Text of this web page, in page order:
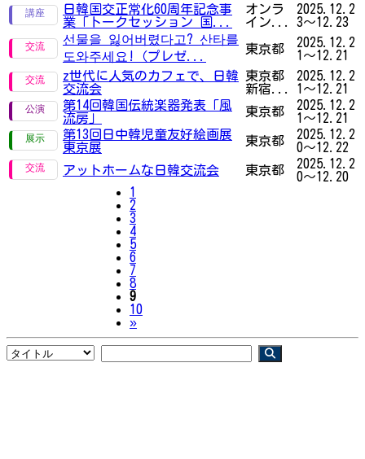
日韓国交正常化60周年記念事
業「トークセッション 国...
オンラ
イン...
2025.12.2
3～12.23
선물을 잃어버렸다고? 산타를
도와주세요!（プレゼ...
東京都
2025.12.2
1～12.21
z世代に人気のカフェで、日韓
交流会
東京都
新宿...
2025.12.2
1～12.21
第14回韓国伝統楽器発表「風
流房」
東京都
2025.12.2
1～12.21
第13回日中韓児童友好絵画展
東京展
東京都
2025.12.2
0～12.22
アットホームな日韓交流会
東京都
2025.12.2
0～12.20
1
2
3
4
5
6
7
8
9
10
»Next